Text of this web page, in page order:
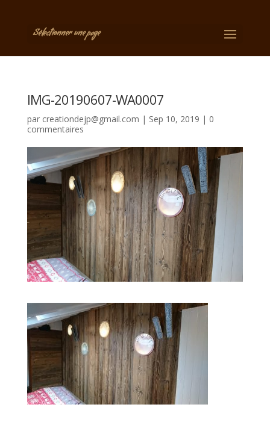
Sélectionner une page
IMG-20190607-WA0007
par creationdejp@gmail.com | Sep 10, 2019 | 0
commentaires